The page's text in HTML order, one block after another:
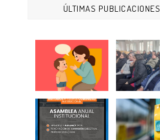
ÚLTIMAS PUBLICACIONES